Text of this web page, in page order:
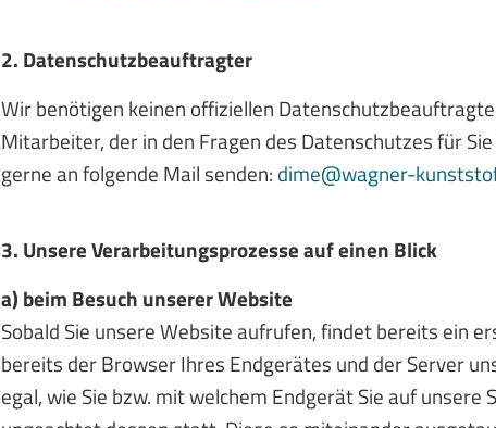
2. Datenschutzbeauftragter
Wir benötigen keinen offiziellen
Mitarbeiter, der in den Fragen des Datenschutzes für
gerne an folgende Mail senden: dime@wagner-
3. Unsere Verarbeitungsprozesse auf einen Blick
a) beim Besuch unserer Website
Sobald Sie unsere Website aufrufen, findet bereits ein
bereits der Browser Ihres Endgerätes und der Server
egal, wie Sie bzw. mit welchem Endgerät Sie auf